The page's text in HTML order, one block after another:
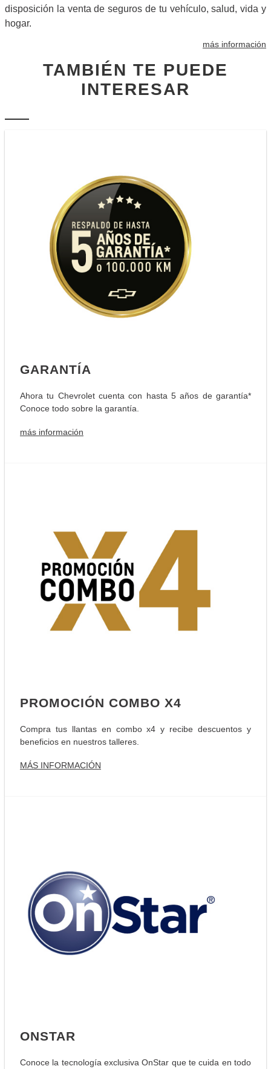
disposición la venta de seguros de tu vehículo, salud, vida y
hogar.
más información
TAMBIÉN TE PUEDE
INTERESAR
GARANTÍA
Ahora tu Chevrolet cuenta con hasta 5 años de garantía*
Conoce todo sobre la garantía.
más información
PROMOCIÓN COMBO X4
Compra tus llantas en combo x4 y recibe descuentos y
beneficios en nuestros talleres.
MÁS INFORMACIÓN
ONSTAR
Conoce la tecnología exclusiva OnStar que te cuida en todo